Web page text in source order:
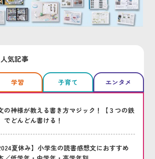
気記事
学習 子育て エンタメ
の神様が教える書き方マジック！【３つの鉄
でどんどん書ける！
夏休み】小学生の読書感想文におすすめ